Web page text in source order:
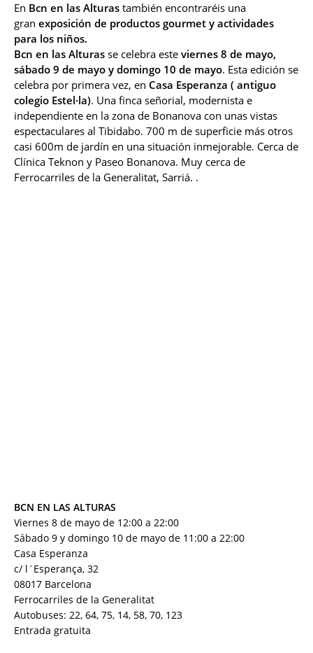
En Bcn en las Alturas también encontraréis una
gran exposición de productos gourmet y actividades
para los niños.
Bcn en las Alturas se celebra este viernes 8 de mayo,
sábado 9 de mayo y domingo 10 de mayo. Esta edición se
celebra por primera vez, en Casa Esperanza ( antiguo
colegio Estel·la). Una finca señorial, modernista e
independiente en la zona de Bonanova con unas vistas
espectaculares al Tibidabo. 700 m de superficie más otros
casi 600m de jardín en una situación inmejorable. Cerca de
Clínica Teknon y Paseo Bonanova. Muy cerca de
Ferrocarriles de la Generalitat, Sarriá. .
BCN EN LAS ALTURAS
Viernes 8 de mayo de 12:00 a 22:00
Sábado 9 y domingo 10 de mayo de 11:00 a 22:00
Casa Esperanza
c/ l´Esperança, 32
08017 Barcelona
Ferrocarriles de la Generalitat
Autobuses: 22, 64, 75, 14, 58, 70, 123
Entrada gratuita